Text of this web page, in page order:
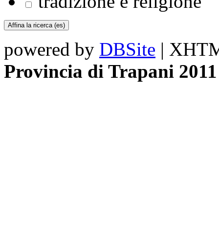
powered by DBSite |
Provincia di Trapani 2011